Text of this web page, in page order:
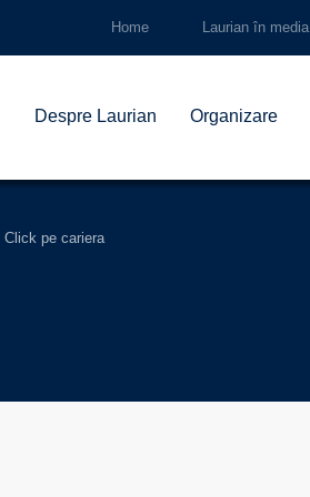
Home Laurian în media
Despre Laurian Organizare
Click pe cariera